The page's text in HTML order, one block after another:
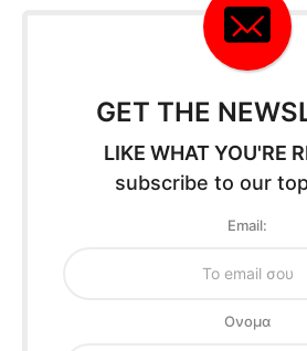
GET THE
LIKE WHAT YOU'RE
subscribe to our
Email:
Oνομα